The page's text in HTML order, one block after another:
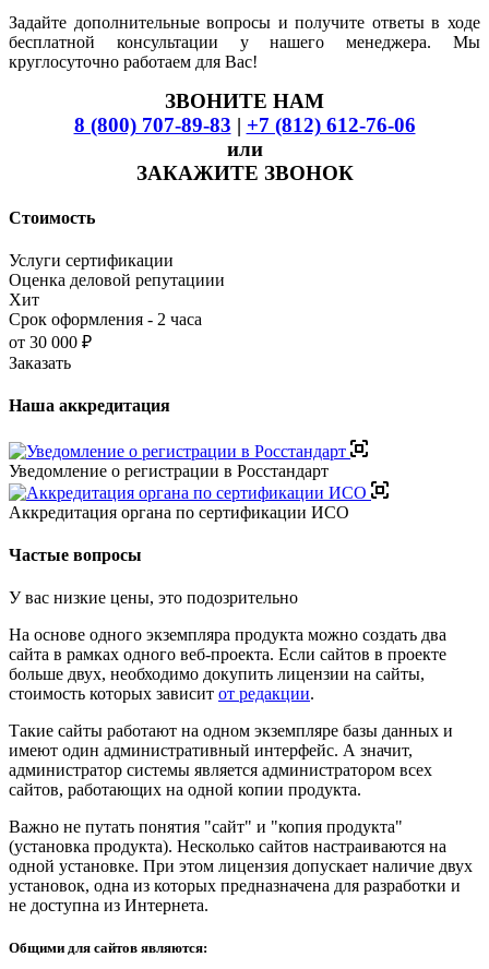
Задайте дополнительные вопросы и получите ответы в ходе
бесплатной консультации у нашего менеджера. Мы
круглосуточно работаем для Вас!
ЗВОНИТЕ НАМ
8 (800) 707-89-83 | +7 (812) 612-76-06
или
ЗАКАЖИТЕ ЗВОНОК
Стоимость
Услуги сертификации
Оценка деловой репутациии
Хит
Срок оформления - 2 часа
от 30 000 ₽
Заказать
Наша аккредитация
Уведомление о регистрации в Росстандарт
Аккредитация органа по сертификации ИСО
Частые вопросы
У вас низкие цены, это подозрительно
На основе одного экземпляра продукта можно создать два
сайта в рамках одного веб-проекта. Если сайтов в проекте
больше двух, необходимо докупить лицензии на сайты,
стоимость которых зависит от редакции.
Такие сайты работают на одном экземпляре базы данных и
имеют один административный интерфейс. А значит,
администратор системы является администратором всех
сайтов, работающих на одной копии продукта.
Важно не путать понятия "сайт" и "копия продукта"
(установка продукта). Несколько сайтов настраиваются на
одной установке. При этом лицензия допускает наличие двух
установок, одна из которых предназначена для разработки и
не доступна из Интернета.
Общими для сайтов являются: